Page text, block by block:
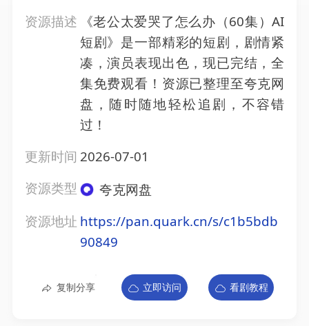
资源描述
《老公太爱哭了怎么办（60集）AI
短剧》是一部精彩的短剧，剧情紧
凑，演员表现出色，现已完结，全
集免费观看！资源已整理至夸克网
盘，随时随地轻松追剧，不容错
过！
更新时间 2026-07-01
资源类型
夸克网盘
资源地址 https://pan.quark.cn/s/c1b5bdb
90849
复制分享 立即访问 看剧教程